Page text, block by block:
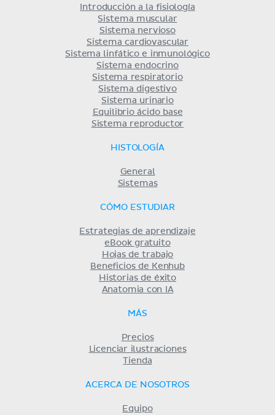
Introducción a la fisiología
Sistema muscular
Sistema nervioso
Sistema cardiovascular
Sistema linfático e inmunológico
Sistema endocrino
Sistema respiratorio
Sistema digestivo
Sistema urinario
Equilibrio ácido base
Sistema reproductor
HISTOLOGÍA
General
Sistemas
CÓMO ESTUDIAR
Estrategias de aprendizaje
eBook gratuito
Hojas de trabajo
Beneficios de Kenhub
Historias de éxito
Anatomia con IA
MÁS
Precios
Licenciar ilustraciones
Tienda
ACERCA DE NOSOTROS
Equipo